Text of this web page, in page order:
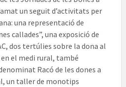
un seguit d’activitats per
una representació de
callades”, una exposició de
dos tertúlies sobre la dona al
el medi rural, també
Racó de les dones a
un taller de monotips